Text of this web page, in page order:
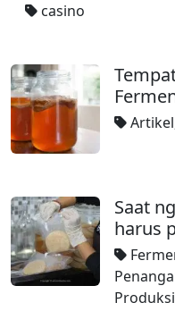
casino
Artikel
Saat
harus
Produksi